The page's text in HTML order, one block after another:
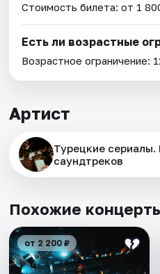
Стоимость билета: от 1
Есть ли возрастные
Возрастное ограничение:
Артист
Турецкие
саундтреков
Похожие
от 2 200 ₽